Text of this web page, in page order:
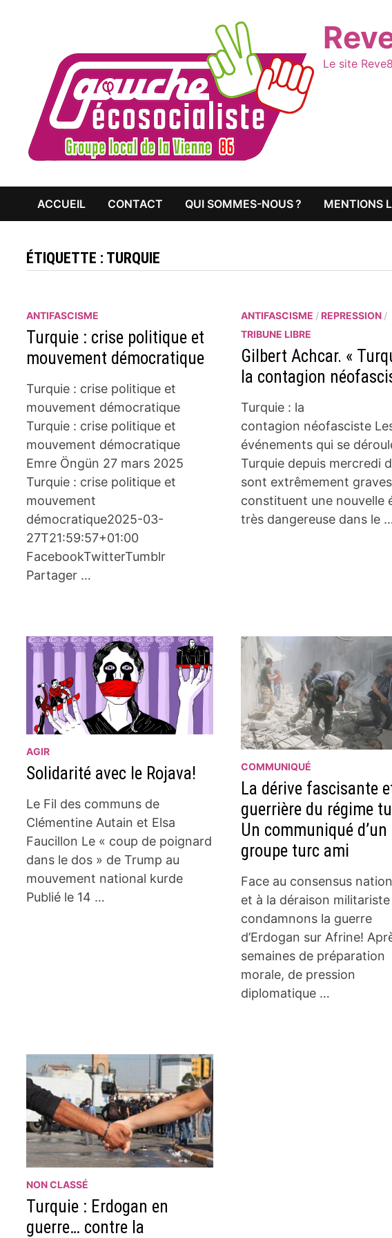
Le site
ACCUEIL CONTACT QUI SOMMES-NOUS ? MENTIONS
ÉTIQUETTE : TURQUIE
ANTIFASCISME
Turquie : crise politique et
mouvement démocratique
Turquie : crise politique et
mouvement démocratique
Turquie : crise politique et
mouvement démocratique
Emre Öngün 27 mars 2025
Turquie : crise politique et
mouvement
démocratique2025-03-
27T21:59:57+01:00
FacebookTwitterTumblr
Partager …
ANTIFASCISME / REPRESSION /
TRIBUNE LIBRE
Gilbert Achcar. «
la contagion
Turquie : la
contagion néofasciste
événements qui se
Turquie depuis mercredi
sont extrêmement
constituent une nouvelle
très dangereuse dans le
AGIR
Solidarité avec le Rojava!
Le Fil des communs de
Clémentine Autain et Elsa
Faucillon Le « coup de poignard
dans le dos » de Trump au
mouvement national kurde
Publié le 14 …
COMMUNIQUÉ
La dérive fascisante
guerrière du régime
Un communiqué d’un
groupe turc ami
Face au consensus
et à la déraison
condamnons la guerre
d’Erdogan sur Afrine!
semaines de préparation
morale, de pression
diplomatique …
NON CLASSÉ
Turquie : Erdogan en
guerre… contre la